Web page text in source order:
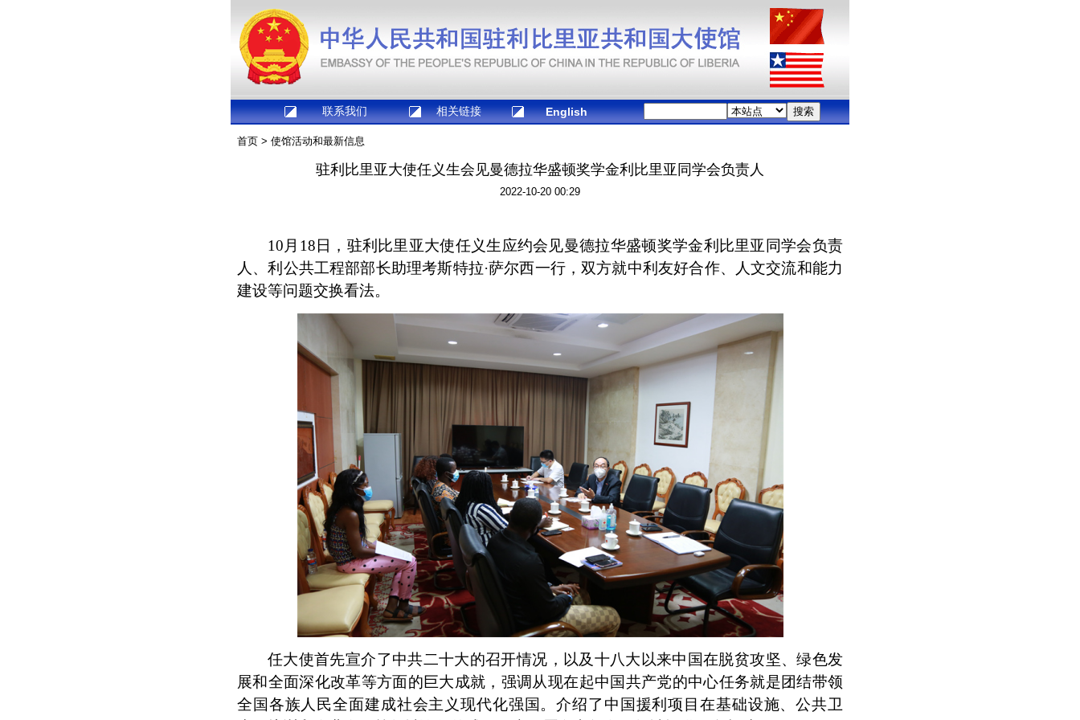
联系我们 相关链接 English
首页 > 使馆活动和最新信息
驻利比里亚大使任义生会见曼德拉华盛顿奖学金利比里亚同学会负责人
2022-10-20 00:29
10月18日，驻利比里亚大使任义生应约会见曼德拉华盛顿奖学金利比里亚同学会负责
人、利公共工程部部长助理考斯特拉·萨尔西一行，双方就中利友好合作、人文交流和能力
建设等问题交换看法。
任大使首先宣介了中共二十大的召开情况，以及十八大以来中国在脱贫攻坚、绿色发
展和全面深化改革等方面的巨大成就，强调从现在起中国共产党的中心任务就是团结带领
全国各族人民全面建成社会主义现代化强国。介绍了中国援利项目在基础设施、公共卫